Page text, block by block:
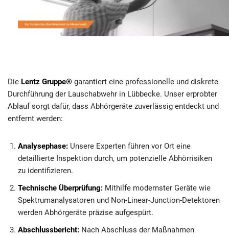
Die Lentz Gruppe® garantiert eine professionelle und diskrete
Durchführung der Lauschabwehr in Lübbecke. Unser erprobter
Ablauf sorgt dafür, dass Abhörgeräte zuverlässig entdeckt und
entfernt werden:
Analysephase: Unsere Experten führen vor Ort eine
detaillierte Inspektion durch, um potenzielle Abhörrisiken
zu identifizieren.
Technische Überprüfung: Mithilfe modernster Geräte wie
Spektrumanalysatoren und Non-Linear-Junction-Detektoren
werden Abhörgeräte präzise aufgespürt.
Abschlussbericht: Nach Abschluss der Maßnahmen